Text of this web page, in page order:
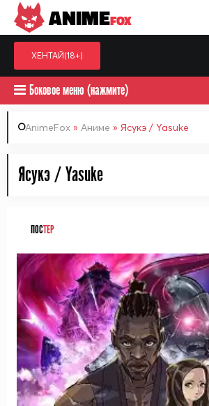
Выберите одну категорию для
ANIMEFOX
ХЕНТАЙ(18+)
Боковое меню (нажмите)
AnimeFox » Аниме » Ясукэ / Yasuke
Ясукэ / Yasuke
ПОСТЕР